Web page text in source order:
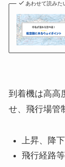
あわせて読みた
到着機は高高
せ、飛行場管
上昇、降
飛行経路